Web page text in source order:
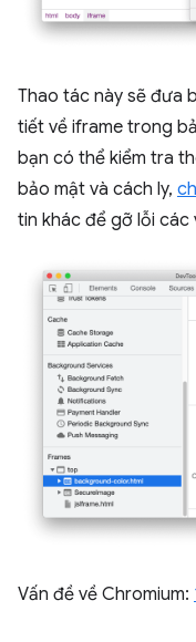
Thao tác này sẽ đưa
tiết về iframe trong
bạn có thể kiểm tra
bảo mật và cách ly,
tin khác để gỡ lỗi các
Vấn đề về Chromium: